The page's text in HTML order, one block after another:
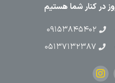
۰۹۱۵۳۸۴۵۴۰۲
۰۵۱۳۷۱۳۲۳۸۷